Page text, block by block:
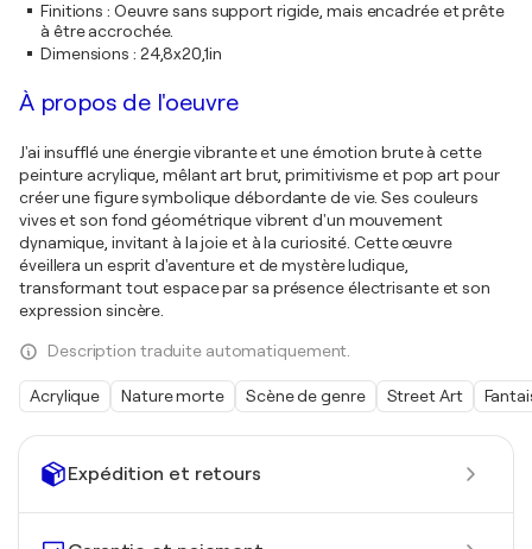
Expédition et retours
Finitions : Oeuvre sans support rigide, mais encadrée et prête
à être accrochée.
Dimensions : 24,8x20,1in
À propos de l'oeuvre
J'ai insufflé une énergie vibrante et une émotion brute à cette
peinture acrylique, mêlant art brut, primitivisme et pop art pour
créer une figure symbolique débordante de vie. Ses couleurs
vives et son fond géométrique vibrent d'un mouvement
dynamique, invitant à la joie et à la curiosité. Cette œuvre
éveillera un esprit d'aventure et de mystère ludique,
transformant tout espace par sa présence électrisante et son
expression sincère.
Description traduite automatiquement.
Acrylique Nature morte Scène de genre Street Art